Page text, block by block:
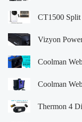
CT1500
Vizyon
Coolman
Coolman
Thermon 4